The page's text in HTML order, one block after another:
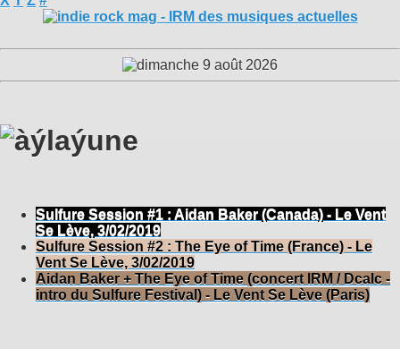
Sulfure Session #1 : Aidan Baker (Canada) - Le Vent
Se Lève, 3/02/2019
Sulfure Session #2 : The Eye of Time (France) - Le
Vent Se Lève, 3/02/2019
Aidan Baker + The Eye of Time (concert IRM / Dcalc -
intro du Sulfure Festival) - Le Vent Se Lève (Paris)